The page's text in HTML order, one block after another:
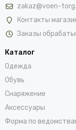
zakaz@voen-
Контакты
Заказы
Каталог
Одежда
Обувь
Снаряжение
Аксессуары
Форма по